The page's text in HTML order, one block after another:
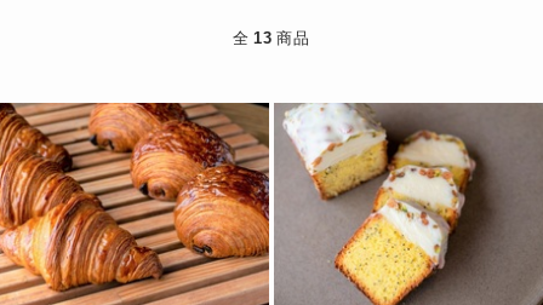
全 13 商品